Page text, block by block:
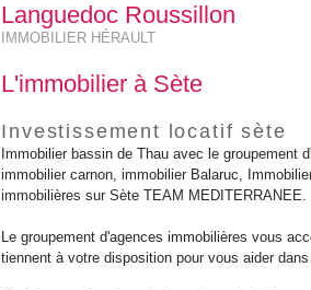
Languedoc Roussillon
IMMOBILIER HÉRAULT
L'immobilier à Sète
Investissement locatif sète
Immobilier bassin de Thau avec le groupement
immobilier carnon, immobilier Balaruc,
immobilières sur Sète TEAM MEDITERRANEE.
Le groupement d'agences immobilières vous
tiennent à votre disposition pour vous aider